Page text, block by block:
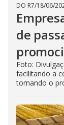
DO R7/18/06/
de
Foto:
facilitando a
tornando o